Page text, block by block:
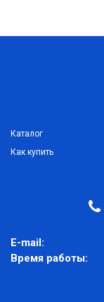
Каталог
Как купить
E-mail:
Время работы: